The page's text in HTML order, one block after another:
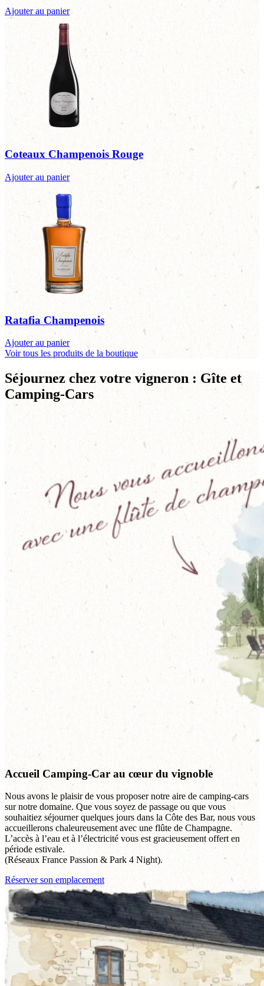
Ajouter au panier
Coteaux Champenois Rouge
Ajouter au panier
Ratafia Champenois
Ajouter au panier
Voir tous les produits de la boutique
Séjournez chez votre vigneron : Gîte et
Camping-Cars
Accueil Camping-Car au cœur du vignoble
Nous avons le plaisir de vous proposer notre aire de camping-cars
sur notre domaine. Que vous soyez de passage ou que vous
souhaitiez séjourner quelques jours dans la Côte des Bar, nous vous
accueillerons chaleureusement avec une flûte de Champagne.
L’accès à l’eau et à l’électricité vous est gracieusement offert en
période estivale.
(Réseaux France Passion & Park 4 Night).
Réserver son emplacement